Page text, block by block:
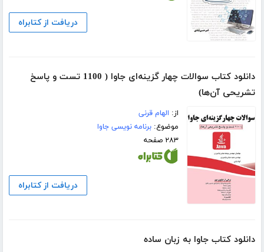
دریافت از کتابراه
دانلود کتاب سوالات چهار‌ گزینه‌ای جاوا ( 1100 تست و پاسخ
تشریحی آن‌ها)
از: الهام قرنی
موضوع:برنامه نویسی جاوا
۲۸۳ صفحه
دریافت از کتابراه
دانلود کتاب جاوا به زبان ساده